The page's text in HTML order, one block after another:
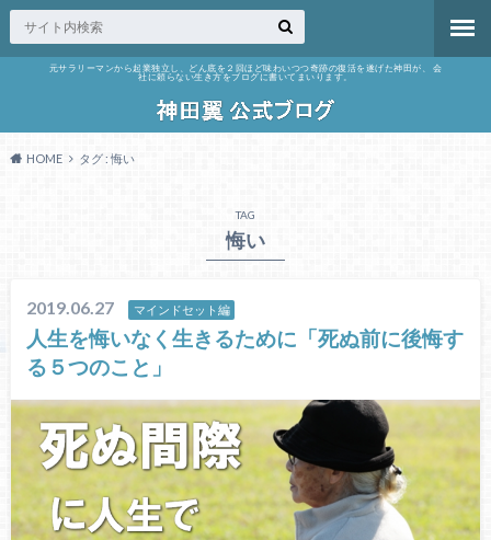
元サラリーマンから起業独立し、どん底を２回ほど味わいつつ奇跡の復活を遂げた神田が、 会
社に頼らない生き方をブログに書いてまいります。
HOME タグ : 悔い
TAG
悔い
2019.06.27 マインドセット編
人生を悔いなく生きるために「死ぬ前に後悔す
る５つのこと」